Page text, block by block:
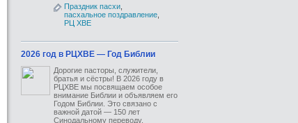
Праздник пасхи
пасхальное поздравление
РЦ ХВЕ
2026 год в РЦХВЕ — Год Библии
Дорогие пасторы, служители,
братья и сёстры! В 2026 году в
РЦХВЕ мы посвящаем особое
внимание Библии и объявляем его
Годом Библии. Это связано с
важной датой — 150 лет
Синодальному переводу,